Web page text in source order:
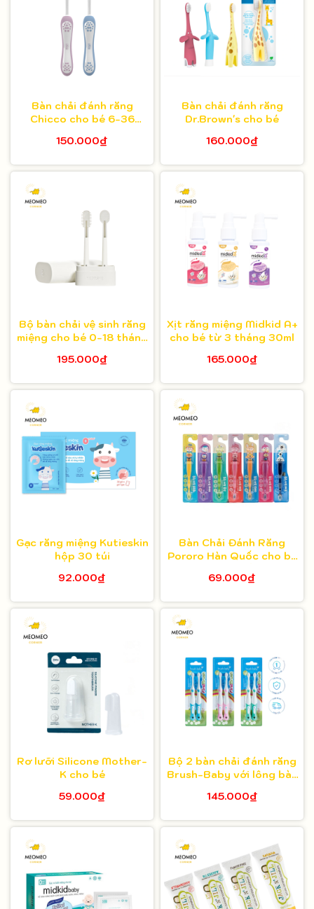
Bàn chải đánh răng
Chicco cho bé 6-36
150.000₫
Bàn chải đánh răng
Dr.Brown's cho bé
160.000₫
Bộ bàn chải vệ sinh răng
miệng cho bé 0-18 tháng
195.000₫
Xịt răng miệng Midkid A+
cho bé từ 3 tháng 30ml
165.000₫
Gạc răng miệng Kutieskin
hộp 30 túi
92.000₫
Bàn Chải Đánh Răng
Pororo Hàn Quốc cho bé
69.000₫
Rơ lưỡi Silicone Mother-
K cho bé
59.000₫
Bộ 2 bàn chải đánh răng
Brush-Baby với lông bàn
đoạn 1 (0-18 tháng)
145.000₫